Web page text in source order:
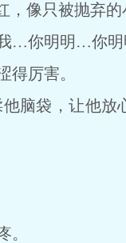
像只被抛弃的
我…你明明…你
厉害。
袋，让他放